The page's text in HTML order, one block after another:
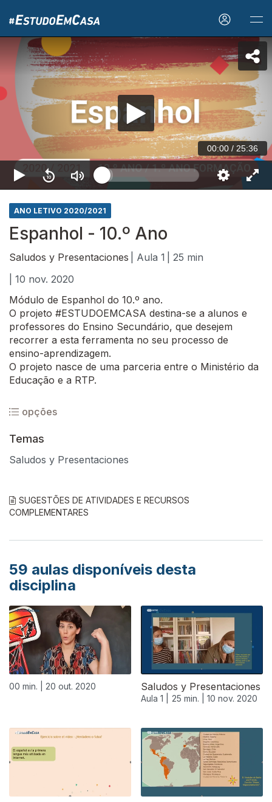
00:00 / 25:36
ANO LETIVO 2020/2021
Espanhol - 10.º Ano
Saludos y Presentaciones | Aula 1
| 25 min
| 10 nov. 2020
Módulo de Espanhol do 10.º ano.
O projeto #ESTUDOEMCASA destina-se a alunos e
professores do Ensino Secundário, que desejem
recorrer a esta ferramenta no seu processo de
ensino-aprendizagem.
O projeto nasce de uma parceria entre o Ministério da
Educação e a RTP.
opções
Temas
Saludos y Presentaciones
SUGESTÕES DE ATIVIDADES E RECURSOS
COMPLEMENTARES
59 aulas disponíveis desta
disciplina
00 min. | 20 out. 2020 Saludos y Presentaciones
Aula 1 | 25 min. | 10 nov. 2020